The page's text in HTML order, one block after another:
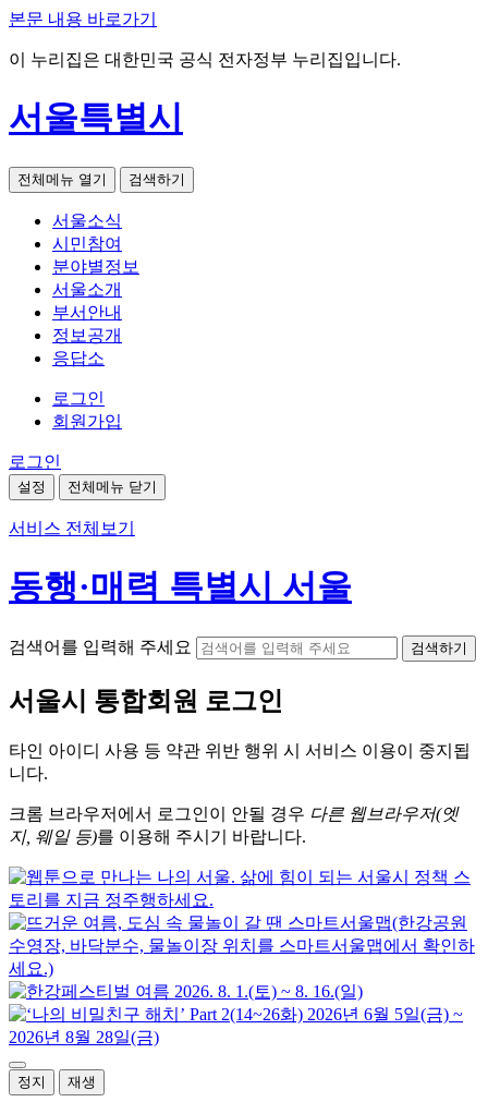
본문 내용 바로가기
이 누리집은 대한민국 공식 전자정부 누리집입니다.
서울특별시
전체메뉴 열기 검색하기
서울소식
시민참여
분야별정보
서울소개
부서안내
정보공개
응답소
로그인
회원가입
로그인
설정 전체메뉴 닫기
서비스 전체보기
동행·매력 특별시 서울
검색어를 입력해 주세요 검색하기
서울시 통합회원 로그인
타인 아이디 사용 등 약관 위반 행위 시 서비스 이용이 중지됩
니다.
크롬 브라우저에서 로그인이 안될 경우 다른 웹브라우저(엣
지, 웨일 등)를 이용해 주시기 바랍니다.
정지 재생